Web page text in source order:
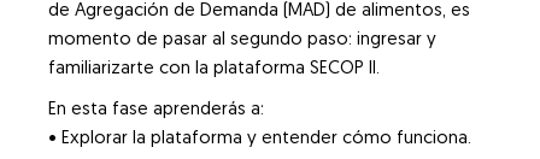
de Agregación de Demanda (MAD) de alimentos, es
momento de pasar al segundo paso: ingresar y
familiarizarte con la plataforma SECOP II.
En esta fase aprenderás a:
• Explorar la plataforma y entender cómo funciona.